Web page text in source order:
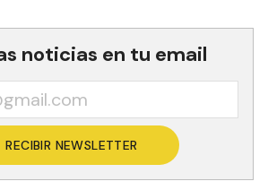
noticias en tu email
RECIBIR NEWSLETTER